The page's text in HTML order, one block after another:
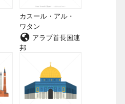
カスール・アル・
ワタン
アラブ首長国連
邦